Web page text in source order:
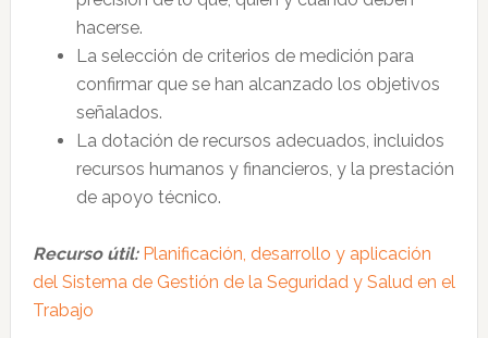
hacerse.
La selección de criterios de medición para
confirmar que se han alcanzado los objetivos
señalados.
La dotación de recursos adecuados, incluidos
recursos humanos y financieros, y la prestación
de apoyo técnico.
Recurso útil: Planificación, desarrollo y aplicación
del Sistema de Gestión de la Seguridad y Salud en el
Trabajo